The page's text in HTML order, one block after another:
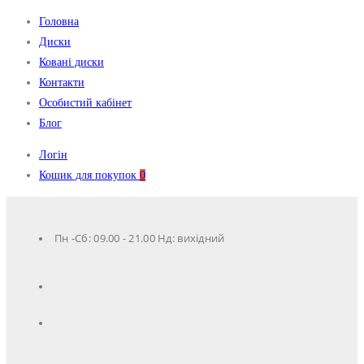
Головна
Диски
Ковані диски
Контакти
Особистий кабінет
Блог
Логін
Кошик для покупок 0
Пн -Сб: 09.00 - 21.00 Нд: вихідний